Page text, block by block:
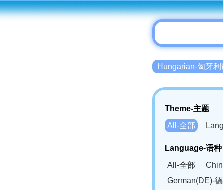
Hungarian-匈牙利
Theme-主题
All-全部
Language-语种
All-全部
German(DE)-